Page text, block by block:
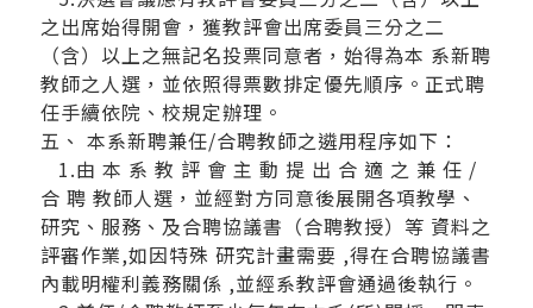
之出席始得開會，獲教評會出席委員三分之二
（含）以上之無記名投票同意者，始得為本 系新聘
教師之人選，並依照得票數排定優先順序。正式聘
任手續依院、校規定辦理。
五、 本系新聘兼任/合聘教師之遴用程序如下：
1.由 本 系 教 評 會 主 動 提 出 合 適 之 兼 任 /
合 聘 教師人選，並經對方同意後展開各項教學、
研究、服務、及合聘協議書（合聘教授）等 資料之
評審作業,如因特殊 研究計畫需要 ,得在合聘協議書
內載明權利義務關係 ,並經系教評會通過後執行。